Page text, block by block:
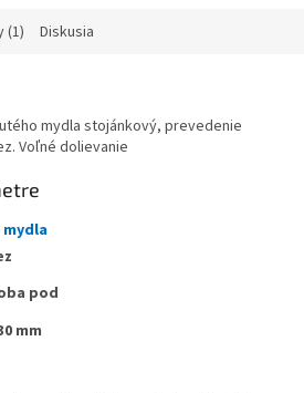
(1) Diskusia
mydla stojánkový, prevedenie
Voľné dolievanie
mydla
pod
mm